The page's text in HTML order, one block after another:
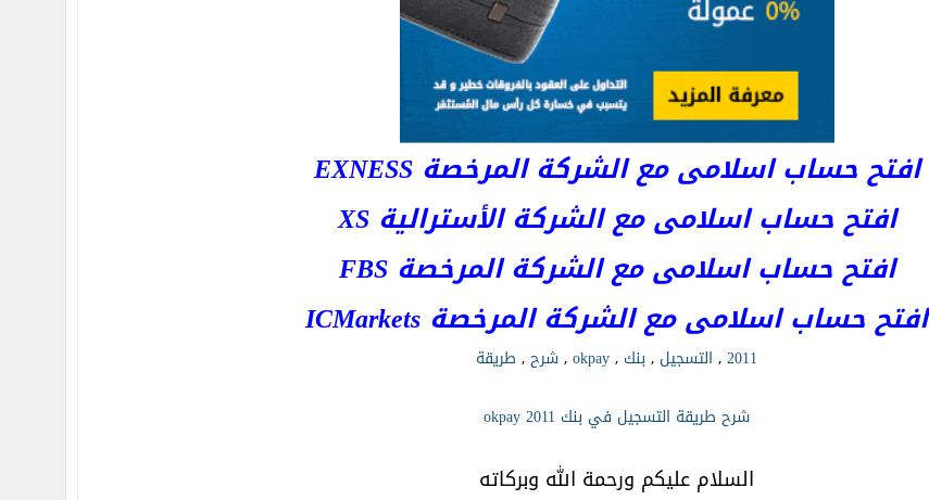
افتح حساب اسلامى مع الشركة المرخصة EXNESS
افتح حساب اسلامى مع الشركة الأسترالية XS
افتح حساب اسلامى مع الشركة المرخصة FBS
افتح حساب اسلامى مع الشركة المرخصة ICMarkets
2011
, التسجيل , بنك ,
okpay
,شرح, طريقة
شرح طريقة التسجيل في بنك okpay 2011
السلام عليكم ورحمة الله وبركاته